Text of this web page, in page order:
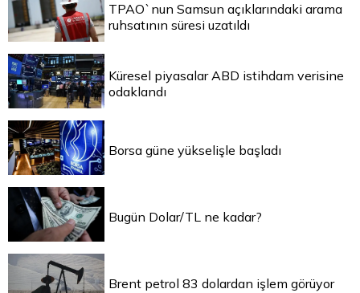
TPAO`nun Samsun açıklarındaki arama
ruhsatının süresi uzatıldı
Küresel piyasalar ABD istihdam verisine
odaklandı
Borsa güne yükselişle başladı
Bugün Dolar/TL ne kadar?
Brent petrol 83 dolardan işlem görüyor